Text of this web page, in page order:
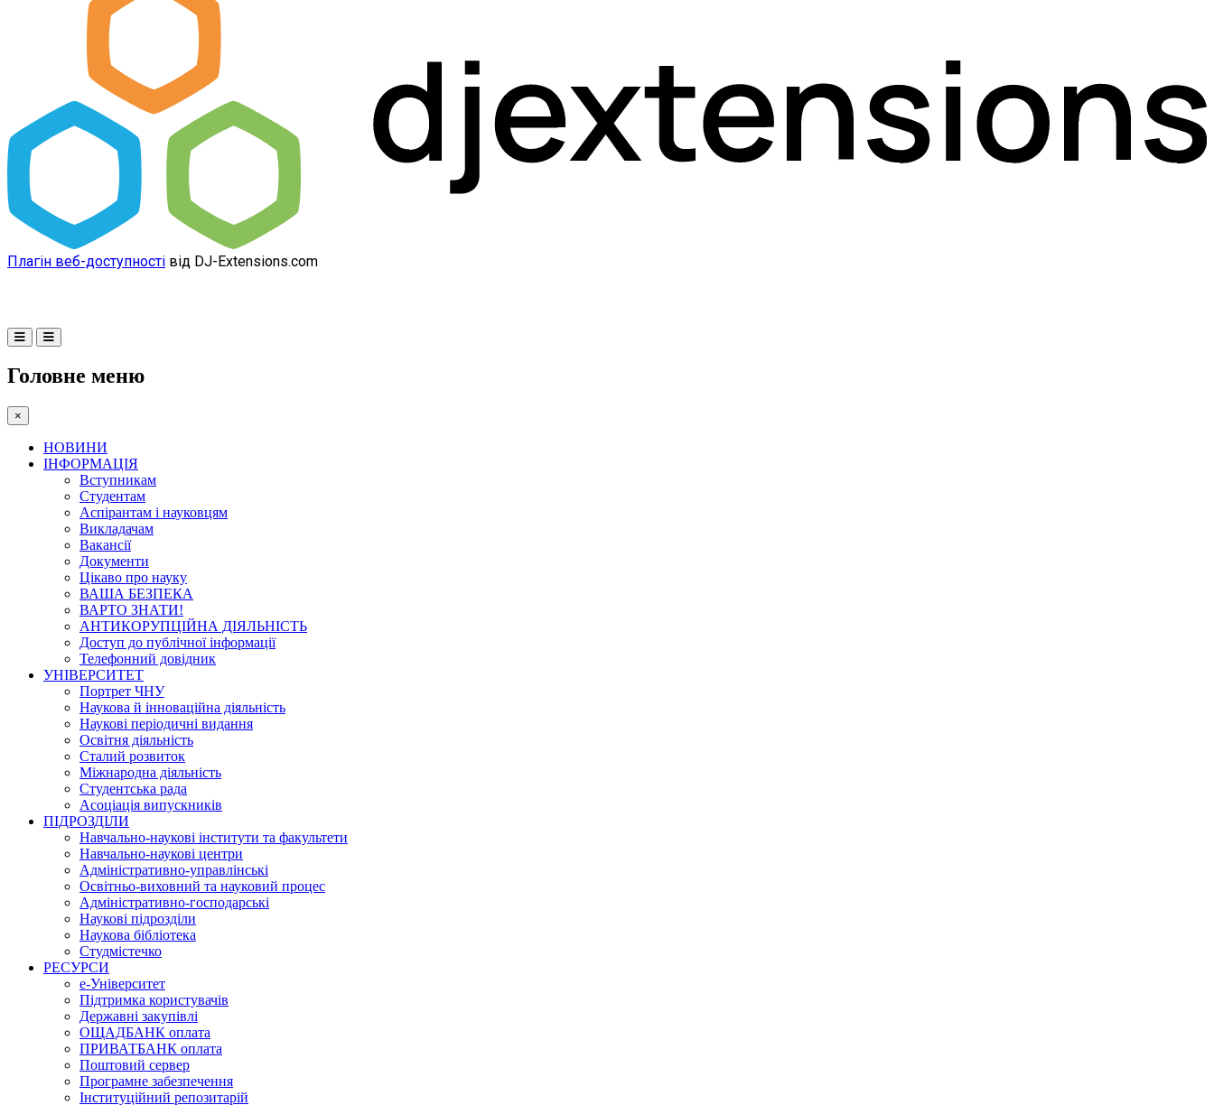
Плагін веб-доступності від DJ-Extensions.com
Головне меню
×
НОВИНИ
ІНФОРМАЦІЯ
Вступникам
Студентам
Аспірантам і науковцям
Викладачам
Вакансії
Документи
Цікаво про науку
ВАША БЕЗПЕКА
ВАРТО ЗНАТИ!
АНТИКОРУПЦІЙНА ДІЯЛЬНІСТЬ
Доступ до публічної інформації
Телефонний довідник
УНІВЕРСИТЕТ
Портрет ЧНУ
Наукова й інноваційна діяльність
Наукові періодичні видання
Освітня діяльність
Сталий розвиток
Міжнародна діяльність
Студентська рада
Асоціація випускників
ПІДРОЗДІЛИ
Навчально-наукові інститути та факультети
Навчально-наукові центри
Адміністративно-управлінські
Освітньо-виховний та науковий процес
Адміністративно-господарські
Наукові підрозділи
Наукова бібліотека
Студмістечко
РЕСУРСИ
е-Університет
Підтримка користувачів
Державні закупівлі
ОЩАДБАНК оплата
ПРИВАТБАНК оплата
Поштовий сервер
Програмне забезпечення
Інституційний репозитарій